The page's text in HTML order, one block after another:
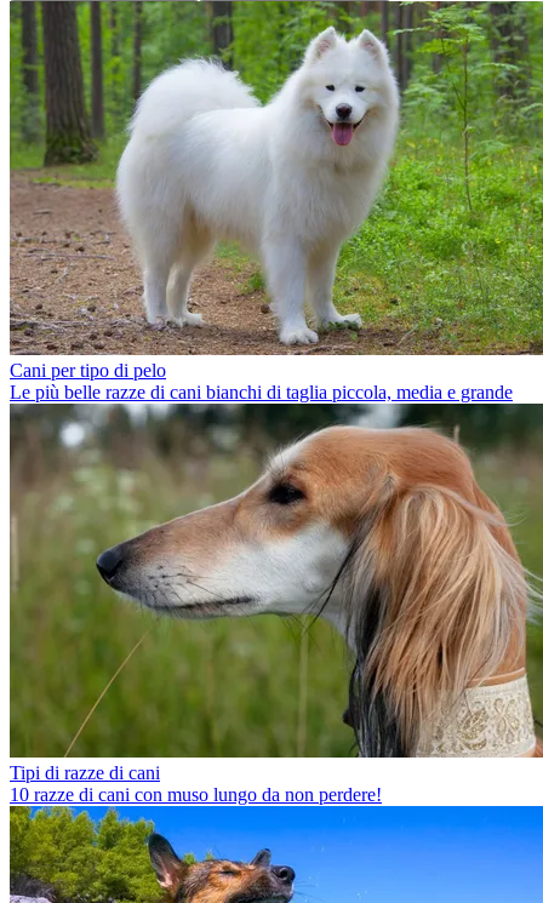
Cani per tipo di pelo
Le più belle razze di cani bianchi di taglia piccola, media e grande
Tipi di razze di cani
10 razze di cani con muso lungo da non perdere!